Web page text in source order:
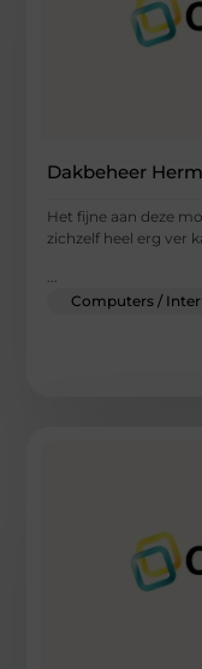
Dakbeheer
Het fijne aan deze
zichzelf heel erg ver
...
Computers /